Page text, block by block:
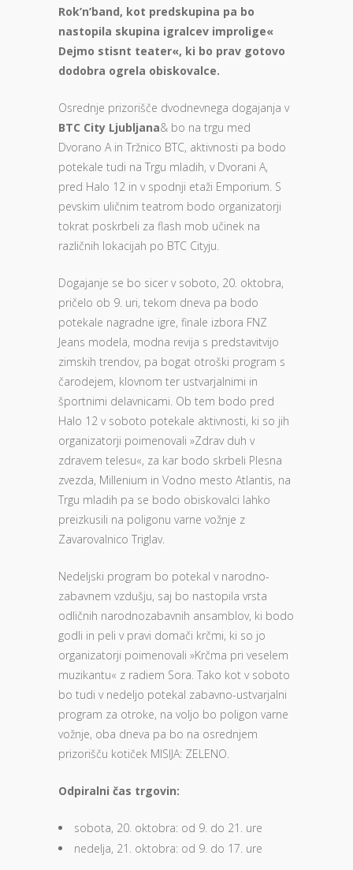
Rok’n’band, kot predskupina pa bo
nastopila skupina igralcev improlige«
Dejmo stisnt teater«, ki bo prav gotovo
dodobra ogrela obiskovalce.
Osrednje prizorišče dvodnevnega dogajanja v
BTC City Ljubljana& bo na trgu med
Dvorano A in Tržnico BTC, aktivnosti pa bodo
potekale tudi na Trgu mladih, v Dvorani A,
pred Halo 12 in v spodnji etaži Emporium. S
pevskim uličnim teatrom bodo organizatorji
tokrat poskrbeli za flash mob učinek na
različnih lokacijah po BTC Cityju.
Dogajanje se bo sicer v soboto, 20. oktobra,
pričelo ob 9. uri, tekom dneva pa bodo
potekale nagradne igre, finale izbora FNZ
Jeans modela, modna revija s predstavitvijo
zimskih trendov, pa bogat otroški program s
čarodejem, klovnom ter ustvarjalnimi in
športnimi delavnicami. Ob tem bodo pred
Halo 12 v soboto potekale aktivnosti, ki so jih
organizatorji poimenovali »Zdrav duh v
zdravem telesu«, za kar bodo skrbeli Plesna
zvezda, Millenium in Vodno mesto Atlantis, na
Trgu mladih pa se bodo obiskovalci lahko
preizkusili na poligonu varne vožnje z
Zavarovalnico Triglav.
Nedeljski program bo potekal v narodno-
zabavnem vzdušju, saj bo nastopila vrsta
odličnih narodnozabavnih ansamblov, ki bodo
godli in peli v pravi domači krčmi, ki so jo
organizatorji poimenovali »Krčma pri veselem
muzikantu« z radiem Sora. Tako kot v soboto
bo tudi v nedeljo potekal zabavno-ustvarjalni
program za otroke, na voljo bo poligon varne
vožnje, oba dneva pa bo na osrednjem
prizorišču kotiček MISIJA: ZELENO.
Odpiralni čas trgovin:
sobota, 20. oktobra: od 9. do 21. ure
nedelja, 21. oktobra: od 9. do 17. ure